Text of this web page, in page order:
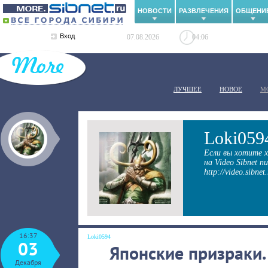
НОВОСТИ РАЗВЛЕЧЕНИЯ
Вход 07.08.2026 04:06
ЛУЧШЕЕ НОВОЕ
Если вы хотите
на Video Sibnet
http://
16:37
03
Декабря
Loki0594
Японские